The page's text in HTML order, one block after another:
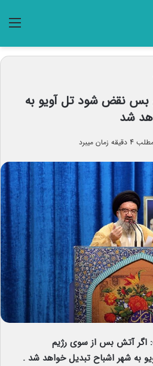
بس نقض شود تل آویو به
شد
میبرد
اگر آتش بس از سوی رژیم
به شهر اشباح تبدیل خواهد شد .